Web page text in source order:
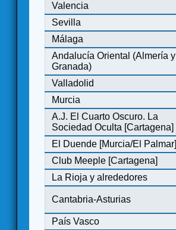
Valencia
Sevilla
Málaga
Andalucía Oriental (Almería y
Granada)
Valladolid
Murcia
A.J. El Cuarto Oscuro. La
Sociedad Oculta [Cartagena]
El Duende [Murcia/El Palmar]
Club Meeple [Cartagena]
La Rioja y alrededores
Cantabria-Asturias
País Vasco